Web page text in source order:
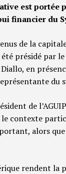
est portée
financier du
de la
présidé par
en
du
de
contexte
alors que
rendent